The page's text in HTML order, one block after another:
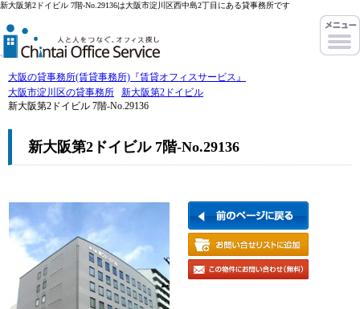
新大阪第2ドイビル 7階-No.29136は大阪市淀川区西中島2丁目にある貸事務所です
大阪の貸事務所(賃貸事務所)『賃貸オフィスサービス』
大阪市淀川区の貸事務所
新大阪第2ドイビル
新大阪第2ドイビル 7階-No.29136
新大阪第2ドイビル 7階-No.29136